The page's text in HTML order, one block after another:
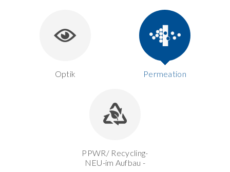
Optik Permeation
PPWR/ Recycling-
NEU-im Aufbau -